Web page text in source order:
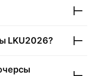
LKU2026?